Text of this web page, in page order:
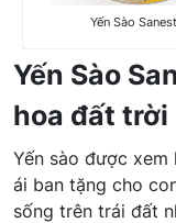
Yến Sào
Yến Sào
hoa đất trời
Yến sào được xem
ái ban tặng cho
sống trên trái đất